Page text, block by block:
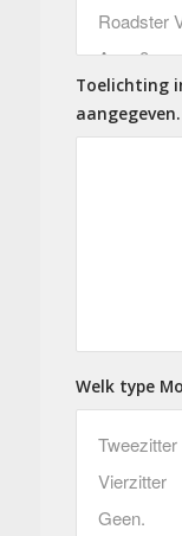
Toelichting
aangegeven.
Welk type